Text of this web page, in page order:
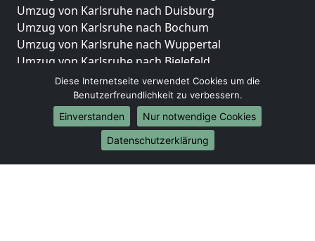
Umzug von Karlsruhe nach Duisburg
Umzug von Karlsruhe nach Bochum
Umzug von Karlsruhe nach Wuppertal
Umzug von Karlsruhe nach Bielefeld
Umzug von Karlsruhe nach Bonn
Umzug von Karlsruhe nach Münster
Internationale-Umzüge
Umzug von Karlsruhe nach Brasilien
Umzug von Karlsruhe nach Brunei Darussalam
Diese Internetseite verwendet Cookies um die
Benutzerfreundlichkeit zu verbessern.
Einverstanden
Nur notwendige Cookies
Datenschutzerklärung